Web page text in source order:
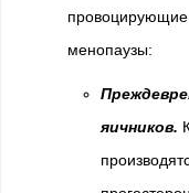
менопаузы:
яичников.